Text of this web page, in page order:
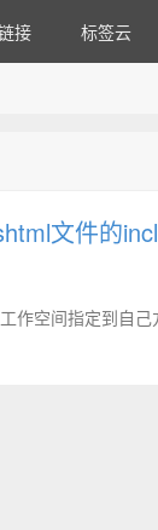
接 标签云
文件的
作空间指定到自